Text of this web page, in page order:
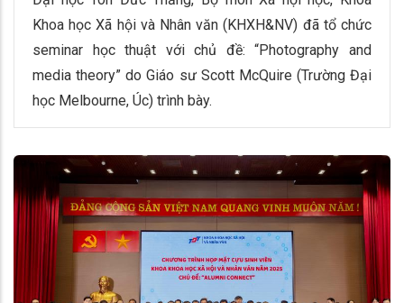
Khoa học Xã hội và Nhân văn (KHXH&NV) đã tổ chức
seminar học thuật với chủ đề: “Photography and
media theory” do Giáo sư Scott McQuire (Trường Đại
học Melbourne, Úc) trình bày.